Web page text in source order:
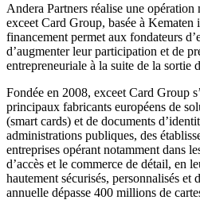
Andera Partners réalise une opération
exceet Card Group, basée à
financement permet aux fondateurs
d’augmenter leur participation et de
entrepreneuriale à la suite de la sortie
Fondée en 2008, exceet Card Group
principaux fabricants européens de
(smart cards) et de documents
administrations publiques, des
entreprises opérant notamment dans
d’accès et le commerce de détail, en
hautement sécurisés, personnalisés
annuelle dépasse 400 millions de